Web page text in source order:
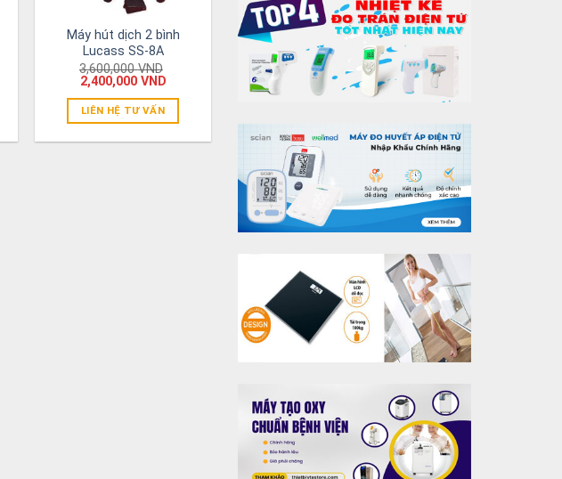
Máy hút dịch 2 bình
Lucass SS-8A
3,600,000VND
2,400,000 VND
LIÊN HỆ TƯ VẤN